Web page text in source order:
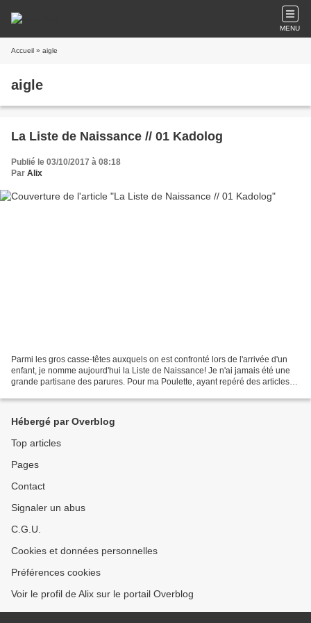
MENU
Accueil » aigle
aigle
La Liste de Naissance // 01 Kadolog
Publié le 03/10/2017 à 08:18
Par Alix
Parmi les gros casse-têtes auxquels on est confronté lors de l'arrivée d'un
enfant, je nomme aujourd'hui la Liste de Naissance! Je n'ai jamais été une
grande partisane des parures. Pour ma Poulette, ayant repéré des articles
Hébergé par Overblog
Top articles
Pages
Contact
Signaler un abus
C.G.U.
Cookies et données personnelles
Préférences cookies
Voir le profil de Alix sur le portail Overblog